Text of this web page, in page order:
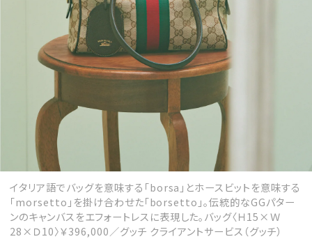
イタリア語でバッグを意味する「borsa」とホースビットを意味する
「morsetto」を掛け合わせた「borsetto」。伝統的なGGパター
ンのキャンバスをエフォートレスに表現した。バッグ〈Ｈ15×Ｗ
28×Ｄ10〉￥396,000／グッチ クライアントサービス（グッチ）